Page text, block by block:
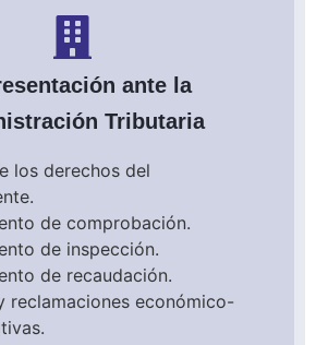
ante la
Tributaria
los derechos del
de comprobación.
de inspección.
de recaudación.
reclamaciones económico-